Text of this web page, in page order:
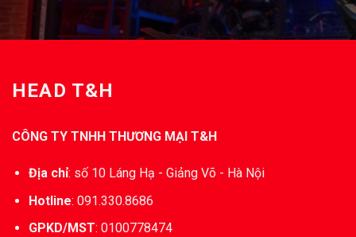
HEAD T&H
CÔNG TY TNHH THƯƠNG MẠI T&H
Địa chỉ: số 10 Láng Hạ - Giảng Võ - Hà Nội
Hotline: 091.330.8686
GPKD/MST: 0100778474